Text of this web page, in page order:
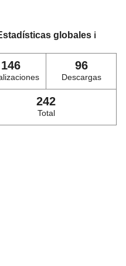
globales ℹ️
146 96
Descargas
242
Total